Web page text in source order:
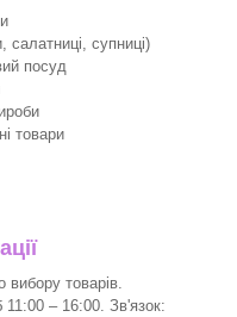
супниці)
посуд
товари
товарів.
– 16:00. Зв'язок: